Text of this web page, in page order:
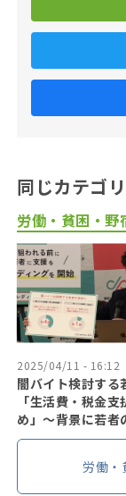
同じカテゴ
労働・貧困・野
2025/04/11 - 16:12
闇バイト検討する
「生活費・税金支
め」〜背景に若者
労働・